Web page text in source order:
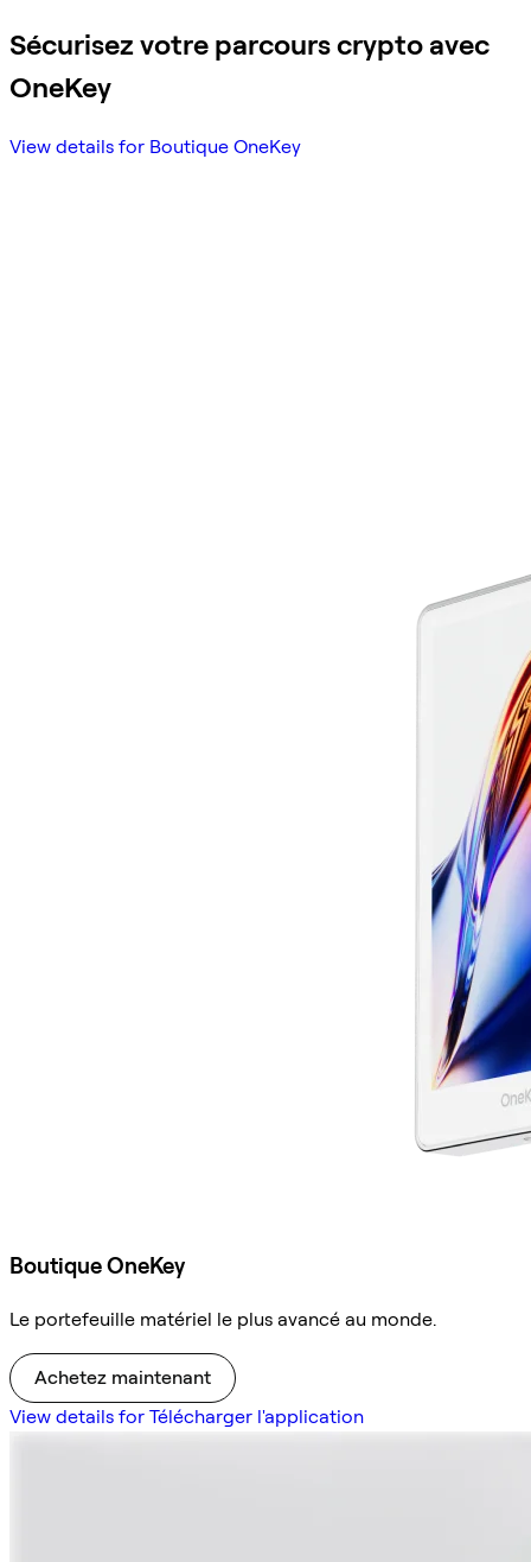
Sécurisez votre parcours crypto avec
OneKey
View details for Boutique OneKey
Boutique OneKey
Le portefeuille matériel le plus avancé au monde.
Achetez maintenant
View details for Télécharger l'application